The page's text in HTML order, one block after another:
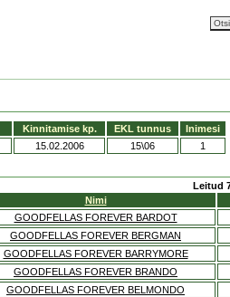
Kinnitamise kp. EKL tunnus
Inimesi
15.02.2006 15\06 1
Leitud
Nimi
GOODFELLAS FOREVER BARDOT
GOODFELLAS FOREVER BERGMAN
GOODFELLAS FOREVER BARRYMORE
GOODFELLAS FOREVER BRANDO
GOODFELLAS FOREVER BELMONDO